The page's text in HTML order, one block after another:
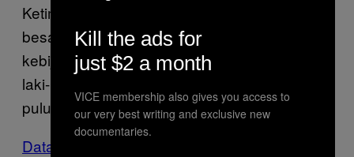
Ketimpangan gender tetap menjadi masalah
besar di Tiongkok, sebagai akibat dari
kebijakan yang lebih mengutamakan anak
laki-laki ketimbang perempuan selama
puluhan tahun.
Data populasi satu dekade
Kill the ads for
just $2 a month
VICE membership also gives you access to
our very best writing and exclusive new
documentaries.